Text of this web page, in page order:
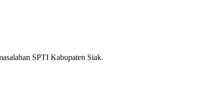
SPTI Kabupaten Siak.